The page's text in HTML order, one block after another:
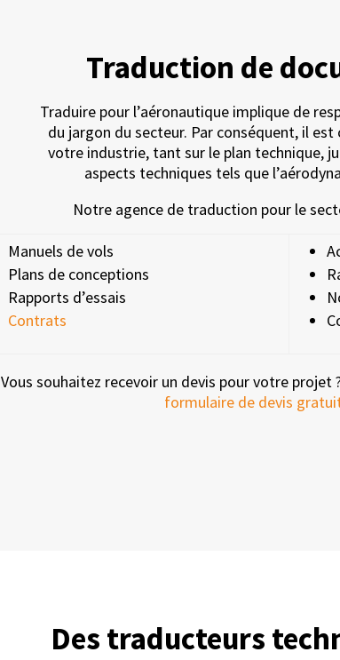
Traduction de
Traduire pour l’aéronautique implique de
du jargon du secteur. Par conséquent, il
votre industrie, tant sur le plan technique,
aspects techniques tels que
Notre agence de traduction pour le
Manuels de vols
Plans de conceptions
Rapports d’essais
Contrats
Vous souhaitez recevoir un devis pour votre
formulaire de devis
Des traducteurs